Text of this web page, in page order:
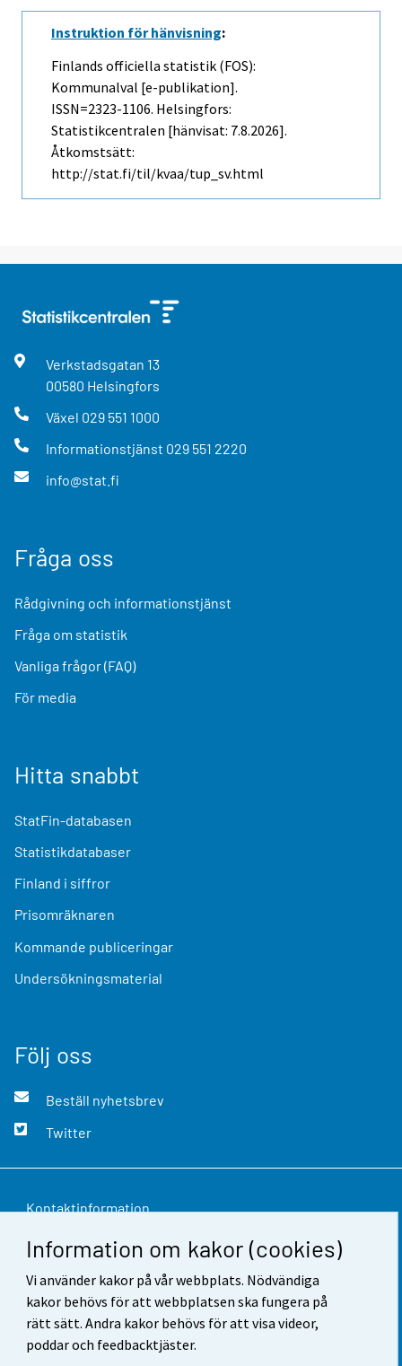
Information om kakor (cookies)
Vi använder kakor på vår webbplats. Nödvändiga
kakor behövs för att webbplatsen ska fungera på
rätt sätt. Andra kakor behövs för att visa videor,
poddar och feedbacktjäster.
Instruktion för hänvisning:
Finlands officiella statistik (FOS):
Kommunalval [e-publikation].
ISSN=2323-1106. Helsingfors:
Statistikcentralen [hänvisat: 7.8.2026].
Åtkomstsätt:
http://stat.fi/til/kvaa/tup_sv.html
Verkstadsgatan 13
00580 Helsingfors
Växel 029 551 1000
Informationstjänst 029 551 2220
info@stat.fi
Fråga oss
Rådgivning och informationstjänst
Fråga om statistik
Vanliga frågor (FAQ)
För media
Hitta snabbt
StatFin-databasen
Statistikdatabaser
Finland i siffror
Prisomräknaren
Kommande publiceringar
Undersökningsmaterial
Följ oss
Beställ nyhetsbrev
Twitter
Kontaktinformation
Respons
Användarvillkor
Dataskydd
Tillgänglighet